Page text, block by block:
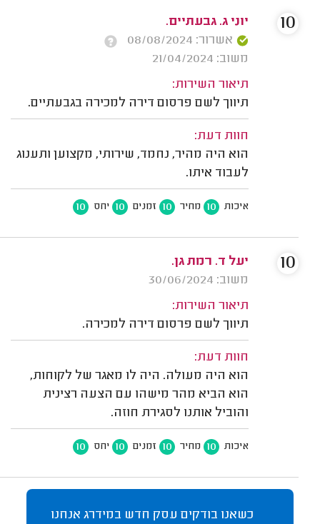
יוני ג. גבעתיים.
אשרור: 08/08/2024
משוב: 21/04/2024
תיאור השירות:
תיווך לשם פרסום דירה למכירה בגבעתיים.
חוות דעת:
הוא היה מהיר, נחמד, שירותי, מקצוען ותענוג
לעבוד איתו.
איכות 10 מחיר 10 זמנים 10 יחס 10
10
יעל ד. רמת גן.
משוב: 30/06/2024
תיאור השירות:
תיווך לשם פרסום דירה למכירה.
חוות דעת:
הוא היה מעולה. היה לו מאגר של לקוחות,
הוא הביא מהר מישהו עם הצעה רצינית
והוביל אותנו לסגירת חוזה.
איכות 10 מחיר 10 זמנים 10 יחס 10
10
כשאנו בודקים עסק חדש במידרג אנחנו